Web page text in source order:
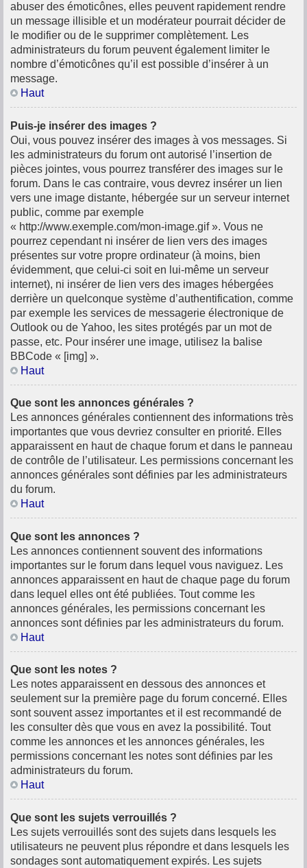
abuser des émoticônes, elles peuvent rapidement rendre
un message illisible et un modérateur pourrait décider de
le modifier ou de le supprimer complètement. Les
administrateurs du forum peuvent également limiter le
nombre d’émoticônes qu’il est possible d’insérer à un
message.
Haut
Puis-je insérer des images ?
Oui, vous pouvez insérer des images à vos messages. Si
les administrateurs du forum ont autorisé l’insertion de
pièces jointes, vous pourrez transférer des images sur le
forum. Dans le cas contraire, vous devrez insérer un lien
vers une image distante, hébergée sur un serveur internet
public, comme par exemple
« http://www.exemple.com/mon-image.gif ». Vous ne
pourrez cependant ni insérer de lien vers des images
présentes sur votre propre ordinateur (à moins, bien
évidemment, que celui-ci soit en lui-même un serveur
internet), ni insérer de lien vers des images hébergées
derrière un quelconque système d’authentification, comme
par exemple les services de messagerie électronique de
Outlook ou de Yahoo, les sites protégés par un mot de
passe, etc. Pour insérer une image, utilisez la balise
BBCode « [img] ».
Haut
Que sont les annonces générales ?
Les annonces générales contiennent des informations très
importantes que vous devriez consulter en priorité. Elles
apparaissent en haut de chaque forum et dans le panneau
de contrôle de l’utilisateur. Les permissions concernant les
annonces générales sont définies par les administrateurs
du forum.
Haut
Que sont les annonces ?
Les annonces contiennent souvent des informations
importantes sur le forum dans lequel vous naviguez. Les
annonces apparaissent en haut de chaque page du forum
dans lequel elles ont été publiées. Tout comme les
annonces générales, les permissions concernant les
annonces sont définies par les administrateurs du forum.
Haut
Que sont les notes ?
Les notes apparaissent en dessous des annonces et
seulement sur la première page du forum concerné. Elles
sont souvent assez importantes et il est recommandé de
les consulter dès que vous en avez la possibilité. Tout
comme les annonces et les annonces générales, les
permissions concernant les notes sont définies par les
administrateurs du forum.
Haut
Que sont les sujets verrouillés ?
Les sujets verrouillés sont des sujets dans lesquels les
utilisateurs ne peuvent plus répondre et dans lesquels les
sondages sont automatiquement expirés. Les sujets